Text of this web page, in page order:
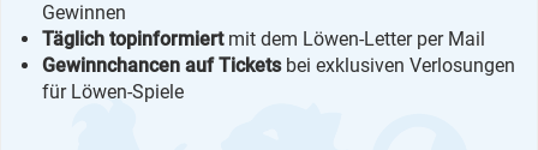
Gewinnen
Täglich topinformiertmit dem Löwen-Letter per Mail
Gewinnchancen auf Ticketsbei exklusiven Verlosungen
für Löwen-Spiele